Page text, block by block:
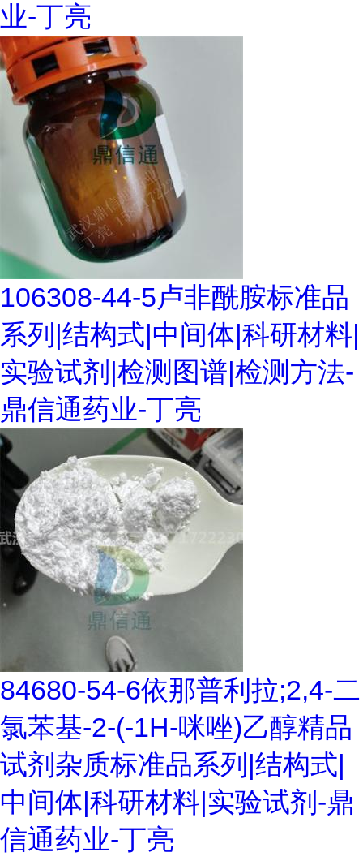
业-丁亮
106308-44-5卢非酰胺标准品
系列|结构式|中间体|科研材料|
实验试剂|检测图谱|检测方法-
鼎信通药业-丁亮
84680-54-6依那普利拉;2,4-二
氯苯基-2-(-1H-咪唑)乙醇精品
试剂杂质标准品系列|结构式|
中间体|科研材料|实验试剂-鼎
信通药业-丁亮